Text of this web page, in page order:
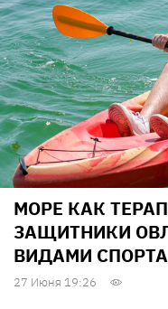
МОРЕ КАК
ЗАЩИТНИКИ
ВИДАМИ СПОРТА
27 Июня 19:26